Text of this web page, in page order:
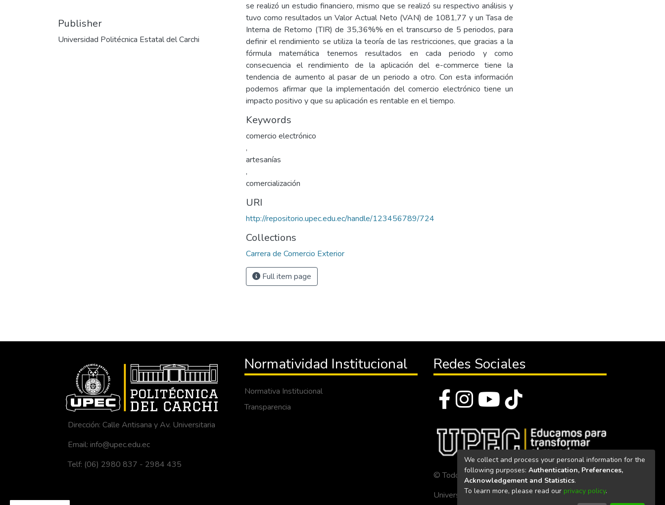
Publisher
Universidad Politécnica Estatal del Carchi
se realizó un estudio financiero, mismo que se realizó su respectivo análisis y
tuvo como resultados un Valor Actual Neto (VAN) de 1081,77 y un Tasa de
Interna de Retorno (TIR) de 35,36%% en el transcurso de 5 periodos, para
definir el rendimiento se utiliza la teoría de las restricciones, que gracias a la
fórmula matemática tenemos resultados en cada periodo y como
consecuencia el rendimiento de la aplicación del e-commerce tiene la
tendencia de aumento al pasar de un periodo a otro. Con esta información
podemos afirmar que la implementación del comercio electrónico tiene un
impacto positivo y que su aplicación es rentable en el tiempo.
Keywords
comercio electrónico
,
artesanías
,
comercialización
URI
http://repositorio.upec.edu.ec/handle/123456789/724
Collections
Carrera de Comercio Exterior
Full item page
Dirección: Calle Antisana y Av. Universitaria
Email: info@upec.edu.ec
Telf: (06) 2980 837 - 2984 435
Normatividad Institucional
Normativa Institucional
Transparencia
Redes Sociales
© Todos los derechos reservados 2023
Universidad Politécnica Estatal del Carchi
We collect and process your personal information for the
following purposes: Authentication, Preferences,
Acknowledgement and Statistics.
To learn more, please read our privacy policy.